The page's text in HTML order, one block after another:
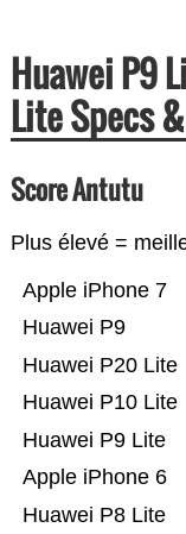
Huawei P9
Lite Specs
Score Antutu
Plus élevé =
Huawei P8 Lite
Apple iPhone 6
Huawei P9 Lite
Huawei P10 Lite
Huawei P20 Lite
Huawei P9
Apple iPhone 7